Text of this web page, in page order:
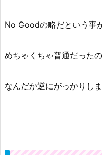
No Goodの略だという事
めちゃくちゃ普通だった
なんだか逆にがっかりしま